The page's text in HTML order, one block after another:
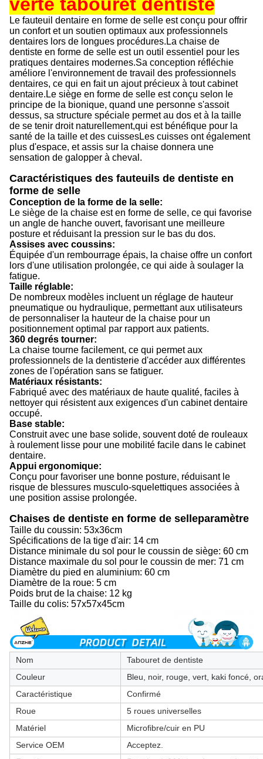
Le fauteuil dentaire en forme de selle est conçu pour offrir
un confort et un soutien optimaux aux professionnels
dentaires lors de longues procédures.La chaise de
dentiste en forme de selle est un outil essentiel pour les
pratiques dentaires modernes.Sa conception réfléchie
améliore l'environnement de travail des professionnels
dentaires, ce qui en fait un ajout précieux à tout cabinet
dentaire. Le siège en forme de selle est conçu selon le
principe de la bionique, quand une personne s'assoit
dessus, sa structure spéciale permet au dos et à la taille
de se tenir droit naturellement,qui est bénéfique pour la
santé de la taille et des cuissesLes cuisses ont également
plus d'espace, et assis sur la chaise donnera une
sensation de galopper à cheval.
Caractéristiques des fauteuils de dentiste en
forme de selle
Conception de la forme de la selle:
Le siège de la chaise est en forme de selle, ce qui favorise
un angle de hanche ouvert, favorisant une meilleure
posture et réduisant la pression sur le bas du dos.
Assises avec coussins:
Équipée d'un rembourrage épais, la chaise offre un confort
lors d'une utilisation prolongée, ce qui aide à soulager la
fatigue.
Taille réglable:
De nombreux modèles incluent un réglage de hauteur
pneumatique ou hydraulique, permettant aux utilisateurs
de personnaliser la hauteur de la chaise pour un
positionnement optimal par rapport aux patients.
360 degrés tourner:
La chaise tourne facilement, ce qui permet aux
professionnels de la dentisterie d'accéder aux différentes
zones de l'opération sans se fatiguer.
Matériaux résistants:
Fabriqué avec des matériaux de haute qualité, faciles à
nettoyer qui résistent aux exigences d'un cabinet dentaire
occupé.
Base stable:
Construit avec une base solide, souvent doté de rouleaux
à roulement lisse pour une mobilité facile dans le cabinet
dentaire.
Appui ergonomique:
Conçu pour favoriser une bonne posture, réduisant le
risque de blessures musculo-squelettiques associées à
une position assise prolongée.
Chaises de dentiste en forme de selleparamètre
Taille du coussin: 53x36cm
Spécifications de la tige d'air: 14 cm
Distance minimale du sol pour le coussin de siège: 60 cm
Distance maximale du sol pour le coussin de mer: 71 cm
Diamètre du pied en aluminium: 60 cm
Diamètre de la roue: 5 cm
Poids brut de la chaise: 12 kg
Taille du colis: 57x57x45cm
Nom
Tabouret de dentiste
Couleur
Bleu, noir, rouge, vert, kaki foncé,
Caractéristique
Confirmé
Roue
5 roues universelles
Matériel
Microfibre/cuir en PU
Service OEM
Acceptez.